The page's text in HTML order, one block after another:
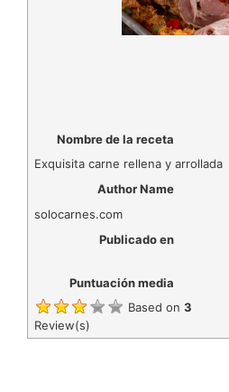
Nombre de la receta
Exquisita carne rellena y arrollada
Author Name
solocarnes.com
Publicado en
Puntuación media
Based on 3
Review(s)